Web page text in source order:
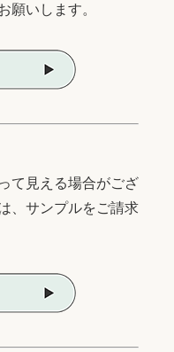
願いします。
て見える場合がござ
、サンプルをご請求